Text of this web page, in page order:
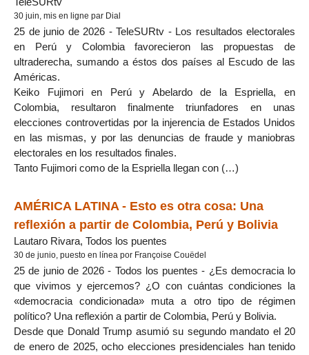
30 juin, mis en ligne par Dial
25 de junio de 2026 - TeleSURtv - Los resultados electorales
en Perú y Colombia favorecieron las propuestas de
ultraderecha, sumando a éstos dos países al Escudo de las
Américas.
Keiko Fujimori en Perú y Abelardo de la Espriella, en
Colombia, resultaron finalmente triunfadores en unas
elecciones controvertidas por la injerencia de Estados Unidos
en las mismas, y por las denuncias de fraude y maniobras
electorales en los resultados finales.
Tanto Fujimori como de la Espriella llegan con (…)
AMÉRICA LATINA - Esto es otra cosa: Una
reflexión a partir de Colombia, Perú y Bolivia
Lautaro Rivara, Todos los puentes
30 de junio, puesto en línea por Françoise Couëdel
25 de junio de 2026 - Todos los puentes - ¿Es democracia lo
que vivimos y ejercemos? ¿O con cuántas condiciones la
«democracia condicionada» muta a otro tipo de régimen
político? Una reflexión a partir de Colombia, Perú y Bolivia.
Desde que Donald Trump asumió su segundo mandato el 20
de enero de 2025, ocho elecciones presidenciales han tenido